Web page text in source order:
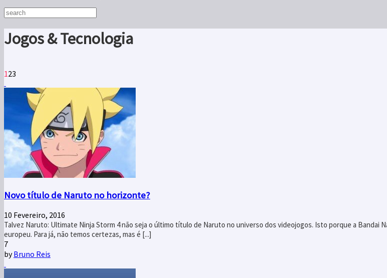
Jogos & Tecnologia
123
Novo título de Naruto no horizonte?
10 Fevereiro, 2016
Talvez Naruto: Ultimate Ninja Storm 4 não seja o último título de Naruto no universo dos videojogos. Isto porque a
europeu. Para já, não temos certezas, mas é [...]
7
byBruno Reis